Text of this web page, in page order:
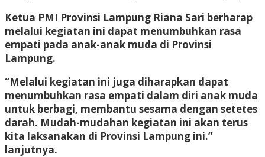
Ketua PMI Provinsi Lampung Riana Sari berharap
melalui kegiatan ini dapat menumbuhkan rasa
empati pada anak-anak muda di Provinsi
Lampung.
“Melalui kegiatan ini juga diharapkan dapat
menumbuhkan rasa empati dalam diri anak muda
untuk berbagi, membantu sesama dengan setetes
darah. Mudah-mudahan kegiatan ini akan terus
kita laksanakan di Provinsi Lampung ini.”
lanjutnya.